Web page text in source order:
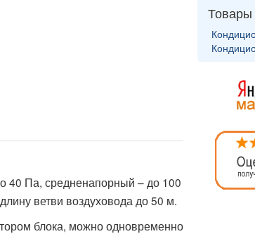
40 Па, средненапорный – до 100
ветви воздуховода до 50 м.
блока, можно одновременно
Товары